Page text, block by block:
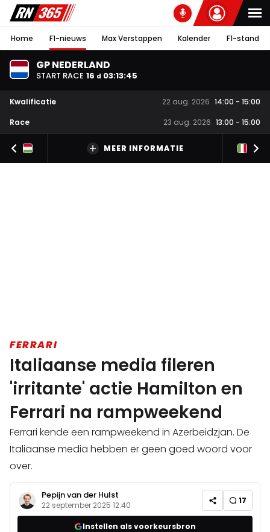
Home F1-nieuws Max Verstappen Kalender F1-stand
GP NEDERLAND
START RACE 16 d 03:13:45
Kwalificatie 22 aug. 2026 14:00 - 15:00
Race
23 aug. 2026 13:00 - 15:00
MEER INFORMATIE
FERRARI
Italiaanse media fileren
'irritante' actie Hamilton en
Ferrari na rampweekend
Ferrari kende een rampweekend in Azerbeidzjan. De
Italiaanse media hebben er geen goed woord voor
over.
Pepijn van der Hulst
22 september 2025 12:40 17
Instellen als voorkeursbron